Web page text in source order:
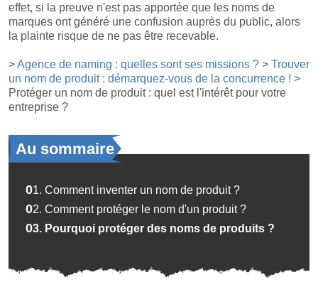
effet, si la preuve n'est pas apportée que les noms de
marques ont généré une confusion auprès du public, alors
la plainte risque de ne pas être recevable.
>Agence de naming : quelles sont ses missions ? > Trouver
un nom de produit : démarquez-vous de la concurrence ! >
Protéger un nom de produit : quel est l'intérêt pour votre
entreprise ?
Au sommaire
01. Comment inventer un nom de produit ?
02. Comment protéger le nom d'un produit ?
03. Pourquoi protéger des noms de produits ?